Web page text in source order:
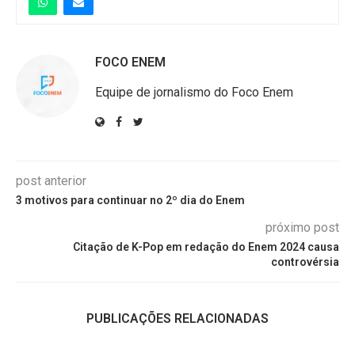
FOCO ENEM
Equipe de jornalismo do Foco Enem
post anterior
3 motivos para continuar no 2º dia do Enem
próximo post
Citação de K-Pop em redação do Enem 2024 causa
controvérsia
PUBLICAÇÕES RELACIONADAS